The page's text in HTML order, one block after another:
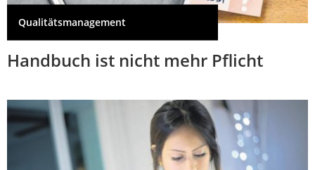
Qualitätsmanagement
Handbuch ist nicht mehr Pflicht